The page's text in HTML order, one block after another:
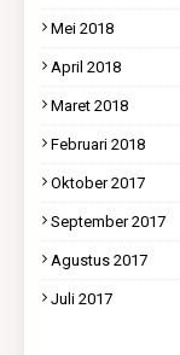
Mei 2018
April 2018
Maret 2018
Februari 2018
Oktober 2017
September 2017
Agustus 2017
Juli 2017